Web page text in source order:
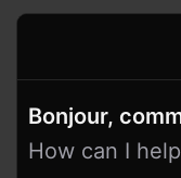
Bonjour,
How can I